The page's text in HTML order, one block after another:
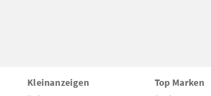
Kleinanzeigen Top Marken